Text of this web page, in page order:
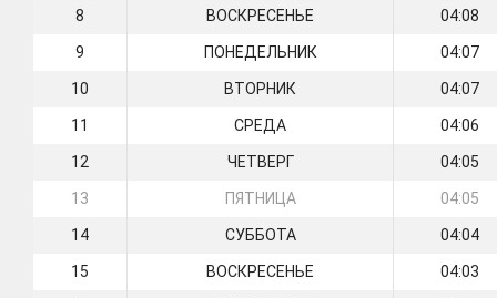
8 ВОСКРЕСЕНЬЕ 04:08
9 ПОНЕДЕЛЬНИК 04:07
10 ВТОРНИК 04:07
11 СРЕДА 04:06
12 ЧЕТВЕРГ 04:05
13 ПЯТНИЦА 04:05
14 СУББОТА 04:04
15 ВОСКРЕСЕНЬЕ 04:03